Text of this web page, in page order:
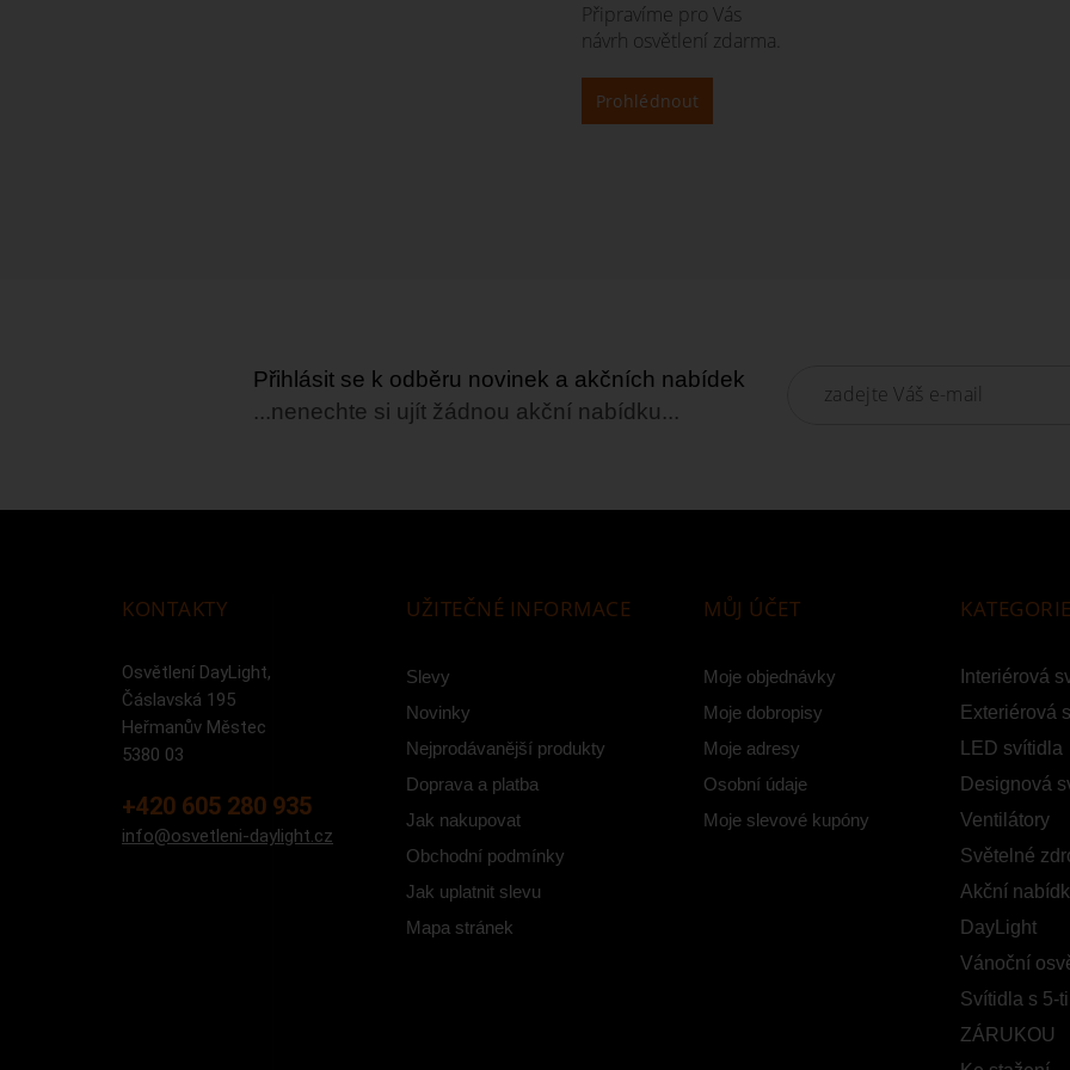
Připravíme pro Vás
návrh osvětlení zdarma.
Prohlédnout
Přihlásit se k odběru novinek a akčních nabídek
...nenechte si ujít žádnou akční nabídku...
KONTAKTY
Osvětlení DayLight,
Čáslavská 195
Heřmanův Městec
5380 03
+420 605 280 935
info@osvetleni-daylight.cz
UŽITEČNÉ INFORMACE
Slevy
Novinky
Nejprodávanější produkty
Doprava a platba
Jak nakupovat
Obchodní podmínky
Jak uplatnit slevu
Mapa stránek
MŮJ ÚČET
Moje objednávky
Moje dobropisy
Moje adresy
Osobní údaje
Moje slevové kupóny
KATEGORIE
Interiérová
Exteriérová
LED svítidla
Designová
Ventilátory
Světelné
Akční
DayLight
Vánoční
Svítidla s 5-
ZÁRUKOU